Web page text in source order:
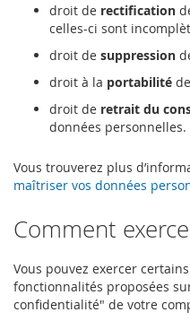
droit de rectification
celles-ci sont
droit de suppression
droit à la portabilité
droit de retrait du
données personnelles.
Vous trouverez plus
maîtriser vos données
Comment
Vous pouvez exercer
fonctionnalités proposées
confidentialité" de votre